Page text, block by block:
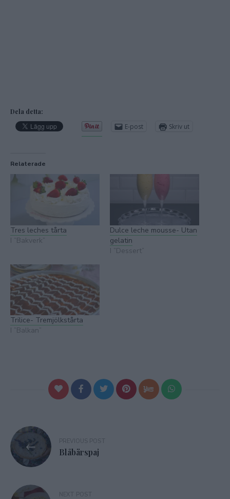
Dela detta:
E-post Skriv ut
Relaterade
Tres leches tårta
I ”Bakverk”
Dulce leche mousse- Utan
gelatin
I ”Dessert”
Trilice- Tremjölkstårta
I ”Balkan”
Inläggsnavigering
Blåbärspaj